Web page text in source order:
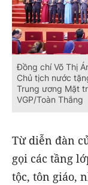
Đồng chí Võ Thị
Chủ tịch nước
Trung ương Mặt
VGP/Toàn Thắng
Từ diễn đàn
gọi các tầng
tộc, tôn giáo,